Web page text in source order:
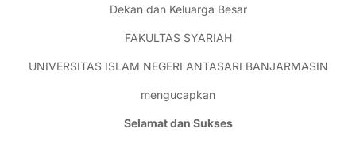
Dekan dan Keluarga Besar
FAKULTAS SYARIAH
UNIVERSITAS ISLAM NEGERI ANTASARI BANJARMASIN
mengucapkan
Selamat dan Sukses